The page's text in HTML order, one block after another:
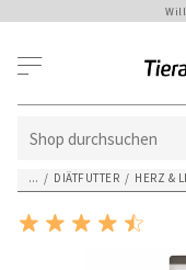
... / DIÄTFUTTER / HERZ &